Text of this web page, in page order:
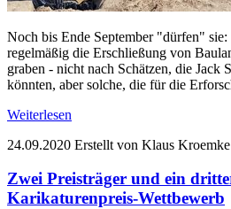
Noch bis Ende September "dürfen"
regelmäßig die Erschließung von
graben - nicht nach Schätzen, die Jack
könnten, aber solche, die für die
Weiterlesen
24.09.2020 Erstellt von Klaus Kroemke
Zwei Preisträger und ein
Karikaturenpreis-Wettbewerb